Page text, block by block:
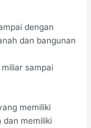
dengan
dan bangunan
sampai
memiliki
dan memiliki